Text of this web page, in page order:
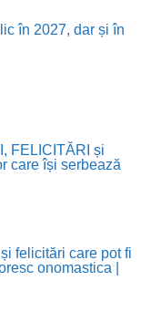
în 2027, dar și în
FELICITĂRI și
care își serbează
felicitări care pot fi
onomastica |